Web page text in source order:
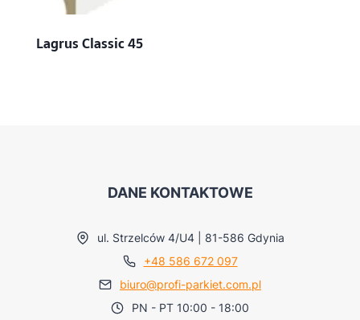
Lagrus Classic 45
DANE KONTAKTOWE
ul. Strzelców 4/U4 | 81-586 Gdynia
+48 586 672 097
biuro@profi-parkiet.com.pl
PN - PT 10:00 - 18:00